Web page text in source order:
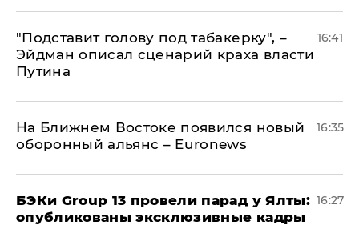
​"Подставит голову под табакерку", –
Эйдман описал сценарий краха власти
Путина
16:41
На Ближнем Востоке появился новый
оборонный альянс – Euronews
16:35
​БЭКи Group 13 провели парад у Ялты:
опубликованы эксклюзивные кадры
16:27